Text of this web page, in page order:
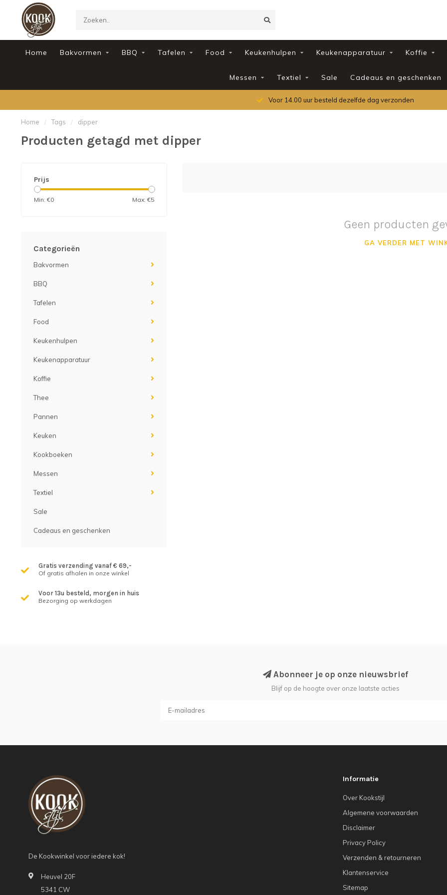
Home Bakvormen BBQ Tafelen Food Keukenhulpen Keukenapparatuur Koffie
Messen Textiel Sale Cadeaus en geschenken
Voor 14.00 uur besteld dezelfde dag verzonden
Home / Tags / dipper
Producten getagd met dipper
Prijs
Min: €0 Max: €5
Categorieën
Bakvormen
BBQ
Tafelen
Food
Keukenhulpen
Keukenapparatuur
Koffie
Thee
Pannen
Keuken
Kookboeken
Messen
Textiel
Sale
Cadeaus en geschenken
Gratis verzending vanaf € 69,-
Of gratis afhalen in onze winkel
Voor 13u besteld, morgen in huis
Bezorging op werkdagen
Geen producten
GA VERDER MET
Abonneer je op onze nieuwsbrief
Blijf op de hoogte over onze laatste acties
De Kookwinkel voor iedere kok!
Heuvel 20F
5341 CW
Informatie
Over Kookstijl
Algemene voorwaarden
Disclaimer
Privacy Policy
Verzenden & retourneren
Klantenservice
Sitemap